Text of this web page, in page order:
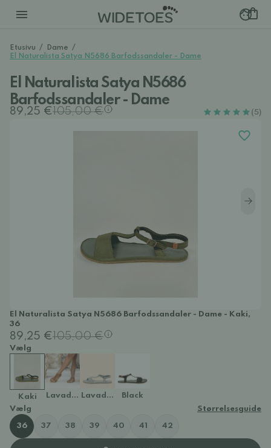
Etusivu / Dame /
El Naturalista Satya N5686 Barfodssandaler - Dame
El Naturalista Satya N5686
Barfodssandaler - Dame
89,25 €105,00 € (5)
El Naturalista Satya N5686 Barfodssandaler - Dame - Kaki,
36
89,25 €105,00 €
Vælg
Kaki Lavado CueroLavado Denim
Black
Vælg
Størrelsesguide
36 37 38 39 40 41 42